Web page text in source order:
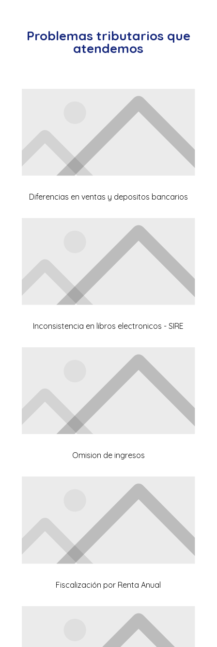
Problemas tributarios que
atendemos
Diferencias en ventas y depositos bancarios
Inconsistencia en libros electronicos - SIRE
Omision de ingresos
Fiscalización por Renta Anual